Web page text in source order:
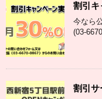
割引キ
今なら
(03-
割引サ